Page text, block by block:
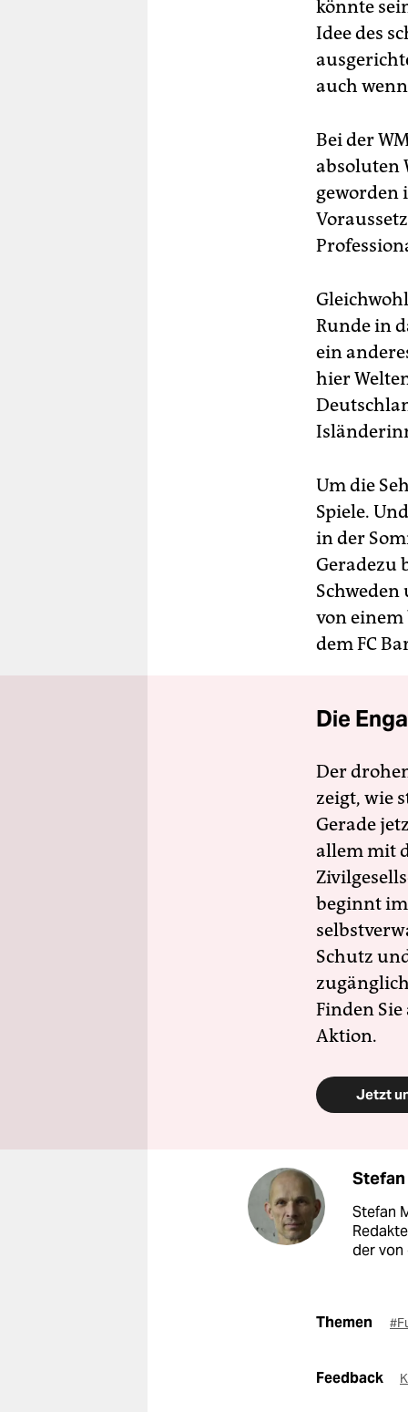
könnte
Idee des
auch
Bei der
absoluten
geworden
Runde in
ein
hier
Um die
Spiele.
in der
Geradezu
von
dem FC
Die
Der
zeigt, wie
Gerade
allem mit
beginnt
Schutz
Finden
Aktion.
Jetzt
Stefan
der von
Themen
Feedback